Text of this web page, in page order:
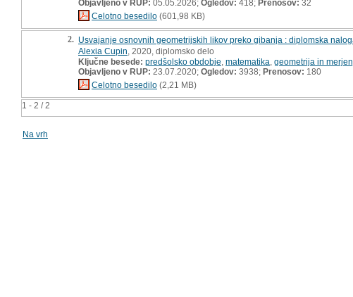
1 - 2 / 2
Objavljeno v RUP: 05.05.2026; Ogledov: 418; Prenosov: 32
Celotno besedilo (601,98 KB)
2. Usvajanje osnovnih geometrijskih likov preko gibanja : diplomska
Alexia Cupin , 2020, diplomsko delo
Ključne besede: predšolsko obdobje matematika geometrija in
Objavljeno v RUP: 23.07.2020; Ogledov: 3938; Prenosov: 180
Celotno besedilo (2,21 MB)
Na vrh